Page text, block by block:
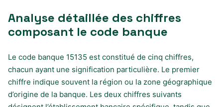
Analyse détaillée des chiffres
composant le code banque
Le code banque 15135 est constitué de cinq chiffres,
chacun ayant une signification particulière. Le premier
chiffre indique souvent la région ou la zone géographique
d’origine de la banque. Les deux chiffres suivants